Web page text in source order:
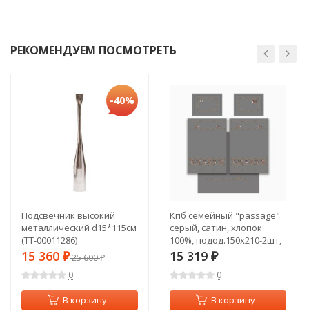
РЕКОМЕНДУЕМ ПОСМОТРЕТЬ
-40%
Подсвечник высокий
металлический d15*115см
(TT-00011286)
15 360 ₽25 600₽
0
В корзину
Кпб семейный "passage"
серый, сатин, хлопок
100%, подод.150х210-2шт,
пр.240х240-1шт, нав.50х70-
2шт Lefard (989-002-05)
15 319 ₽
0
В корзину